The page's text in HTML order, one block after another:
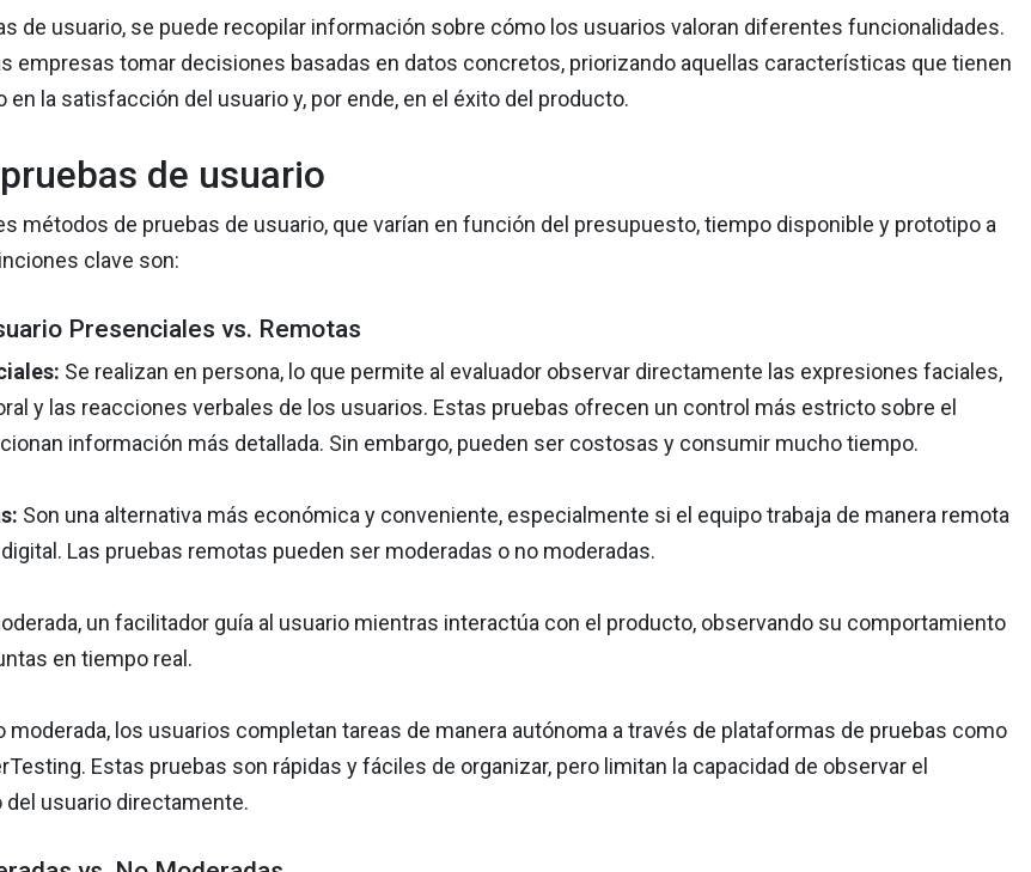
de usuario, se puede recopilar información sobre cómo los usuarios valoran diferentes funcionalidades.
empresas tomar decisiones basadas en datos concretos, priorizando aquellas características que tienen
en la satisfacción del usuario y, por ende, en el éxito del producto.
de usuario
métodos de pruebas de usuario, que varían en función del presupuesto, tiempo disponible y prototipo a
clave son:
Presenciales vs. Remotas
Se realizan en persona, lo que permite al evaluador observar directamente las expresiones faciales,
y las reacciones verbales de los usuarios. Estas pruebas ofrecen un control más estricto sobre el
información más detallada. Sin embargo, pueden ser costosas y consumir mucho tiempo.
Son una alternativa más económica y conveniente, especialmente si el equipo trabaja de manera remota
Las pruebas remotas pueden ser moderadas o no moderadas.
un facilitador guía al usuario mientras interactúa con el producto, observando su comportamiento
en tiempo real.
moderada, los usuarios completan tareas de manera autónoma a través de plataformas de pruebas como
Estas pruebas son rápidas y fáciles de organizar, pero limitan la capacidad de observar el
usuario directamente.